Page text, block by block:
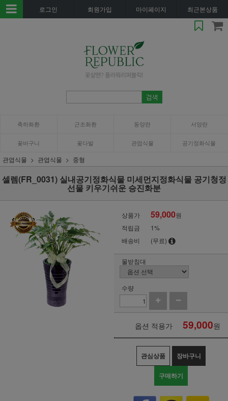
로그인 회원가입 마이페이지 최근본상품
축하화환 근조화환 동양란 서양란
꽃바구니 꽃다발 관엽식물 공기정화식물
관엽식물 관엽식물 중형
셀렘(FR_0031) 실내공기정화식물 미세먼지정화식물 공기청정
선물 키우기쉬운 승진화분
상품가 59,000원
적립금
1%
배송비
(무료)
물받침대
수량
옵션 적용가 59,000원
관심상품 장바구니
구매하기